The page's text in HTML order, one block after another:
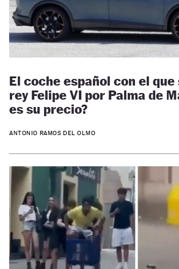
El coche español con el que
rey Felipe VI por Palma de
es su precio?
ANTONIO RAMOS DEL OLMO